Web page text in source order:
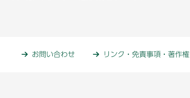
お問い合わせ リンク・免責事項・著作権